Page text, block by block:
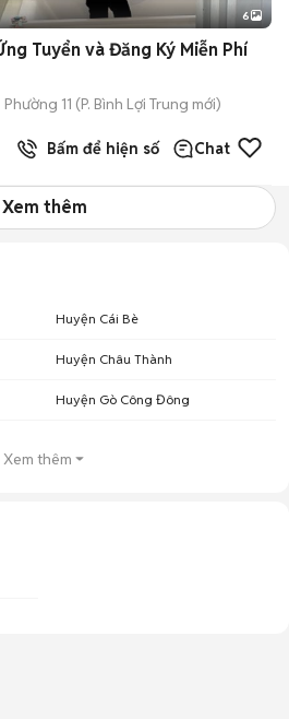
+2
6
Tuyển và Đăng Ký Miễn Phí
Phường 11 (P. Bình Lợi Trung mới)
Bấm để hiện số Chat
Xem thêm
Huyện Cái Bè
Huyện Châu Thành
Huyện Gò Công Đông
Xem thêm